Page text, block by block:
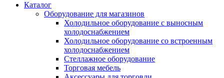
Каталог
Оборудование для магазинов
Холодильное оборудование с выносным
холодоснабжением
Холодильное оборудование со встроенным
холодоснабжением
Стеллажное оборудование
Торговая мебель